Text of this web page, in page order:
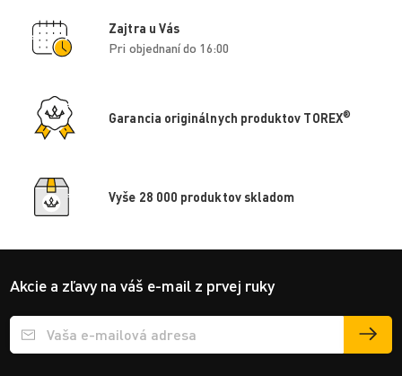
Zajtra u Vás
Pri objednaní do 16:00
Garancia originálnych produktov TOREX®
Vyše 28 000 produktov skladom
Akcie a zľavy na váš e-mail z prvej ruky
Přihlášení e-mailu k odběru